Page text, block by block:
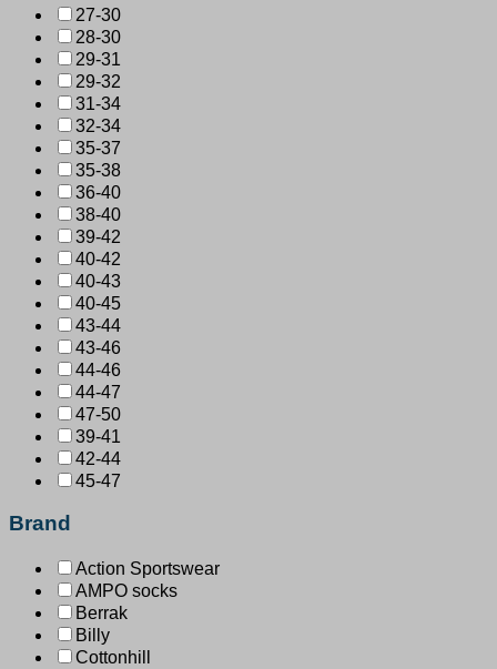
27-30
28-30
29-31
29-32
31-34
32-34
35-37
35-38
36-40
38-40
39-42
40-42
40-43
40-45
43-44
43-46
44-46
44-47
47-50
39-41
42-44
45-47
Brand
Action Sportswear
AMPO socks
Berrak
Billy
Cottonhill